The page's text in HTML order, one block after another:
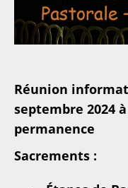
Réunion
septembre 2024
permanence
Sacrements :